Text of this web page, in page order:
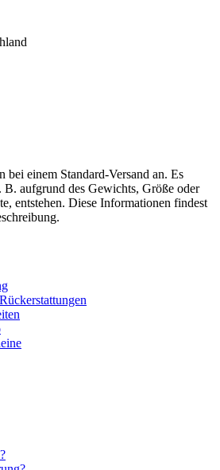
einem Standard-Versand an. Es
aufgrund des Gewichts, Größe oder
entstehen. Diese Informationen findest